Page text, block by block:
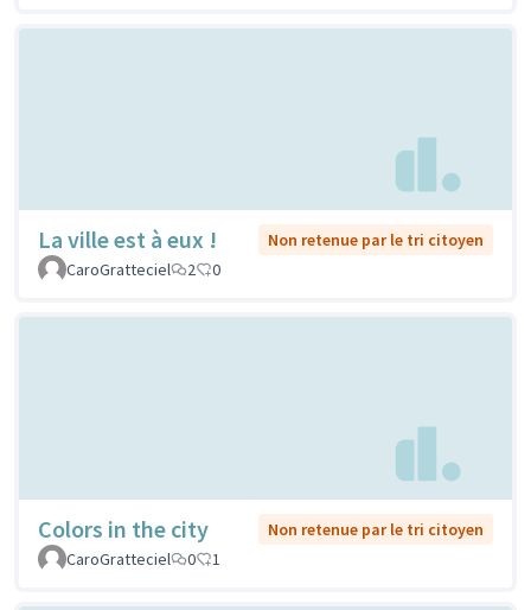
La ville est à eux !
Non retenue par le tri citoyen
CaroGratteciel
2 0
Colors in the city
Non retenue par le tri citoyen
CaroGratteciel
0 1